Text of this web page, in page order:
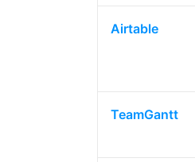
Airtable
TeamGantt